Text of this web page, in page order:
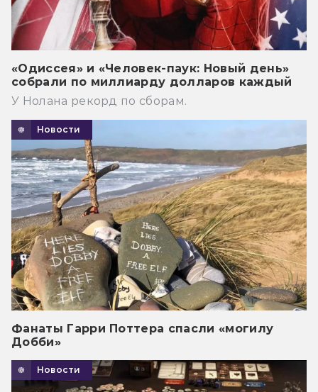
«Одиссея» и «Человек-паук: Новый день»
собрали по миллиарду долларов каждый
У Нолана рекорд по сборам.
Новости
Фанаты Гарри Поттера спасли «могилу
Добби»
Новости